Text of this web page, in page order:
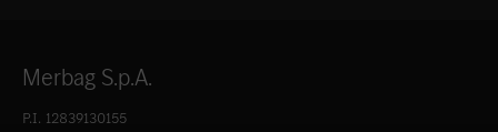
Merbag S.p.A.
P.I. 12839130155